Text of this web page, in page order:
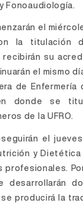
Fonoaudiología.
el
la titulación
recibirán su
el mismo
de Enfermería
donde se
de la UFRO.
el
y Dietética
profesionales.
desarrollarán
producirá la